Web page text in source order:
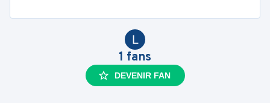
L
1 fans
DEVENIR FAN